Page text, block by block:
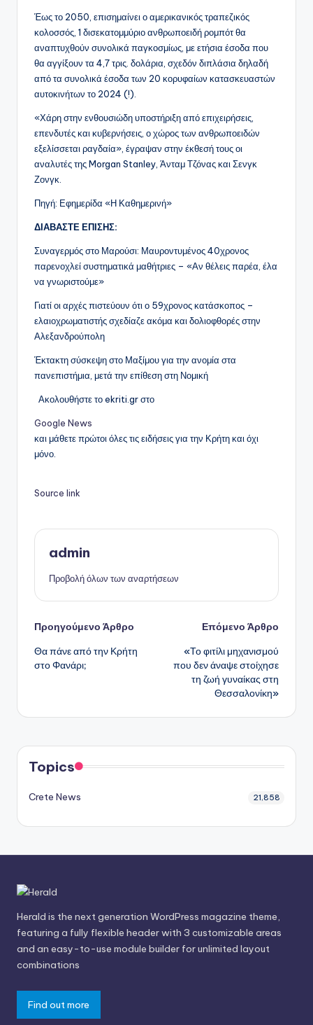
Έως το 2050, επισημαίνει ο αμερικανικός τραπεζικός
κολοσσός, 1 δισεκατομμύριο ανθρωποειδή ρομπότ θα
αναπτυχθούν συνολικά παγκοσμίως, με ετήσια έσοδα που
θα αγγίξουν τα 4,7 τρις. δολάρια, σχεδόν διπλάσια δηλαδή
από τα συνολικά έσοδα των 20 κορυφαίων κατασκευαστών
αυτοκινήτων το 2024 (!).
«Χάρη στην ενθουσιώδη υποστήριξη από επιχειρήσεις,
επενδυτές και κυβερνήσεις, ο χώρος των ανθρωποειδών
εξελίσσεται ραγδαία», έγραψαν στην έκθεσή τους οι
αναλυτές της Morgan Stanley, Άνταμ Τζόνας και Σενγκ
Ζονγκ.
Πηγή: Εφημερίδα «Η Καθημερινή»
ΔΙΑΒΑΣΤΕ ΕΠΙΣΗΣ:
Συναγερμός στο Μαρούσι: Μαυροντυμένος 40χρονος
παρενοχλεί συστηματικά μαθήτριες – «Αν θέλεις παρέα, έλα
να γνωριστούμε»
Γιατί οι αρχές πιστεύουν ότι ο 59χρονος κατάσκοπος –
ελαιοχρωματιστής σχεδίαζε ακόμα και δολιοφθορές στην
Αλεξανδρούπολη
Έκτακτη σύσκεψη στο Μαξίμου για την ανομία στα
πανεπιστήμια, μετά την επίθεση στη Νομική
Ακολουθήστε το ekriti.gr στο
Google News
και μάθετε πρώτοι όλες τις ειδήσεις για την Κρήτη και όχι
μόνο.
Source link
admin
Προβολή όλων των αναρτήσεων
Πλοήγηση
δημοσιεύσεων
Προηγούμενο Άρθρο
Θα πάνε από την Κρήτη
στο Φανάρι;
Επόμενο Άρθρο
«Το φιτίλι μηχανισμού
που δεν άναψε στοίχησε
τη ζωή γυναίκας στη
Θεσσαλονίκη»
Topics
Crete News 21,858
Herald is the next generation WordPress magazine theme,
featuring a fully flexible header with 3 customizable areas
and an easy-to-use module builder for unlimited layout
combinations
Find out more